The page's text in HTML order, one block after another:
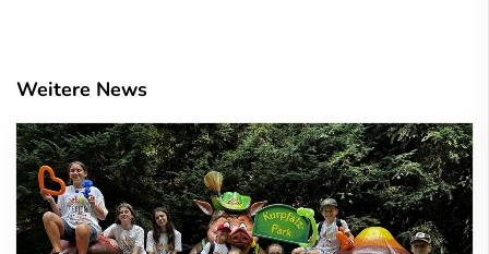
Weitere News